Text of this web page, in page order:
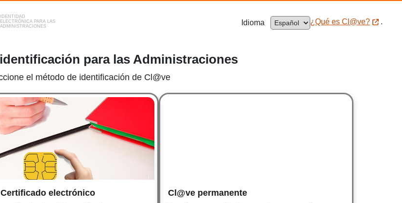
IDENTIDAD
ELECTRÓNICA PARA LAS
ADMINISTRACIONES
Idioma .El cambio de idioma recargará
¿Qué es Cl@ve?
¿Qué es Cl@ve?
.
para las Administraciones
el método de identificación de Cl@ve
Certificado electrónicoDNIe / Certificado electrónico
Cl@ve permanenteClave permanente